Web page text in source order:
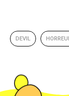
DEVIL